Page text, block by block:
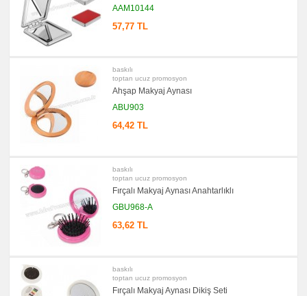
AAM10144
57,77 TL
baskılı
toptan ucuz promosyon
Ahşap Makyaj Aynası
ABU903
64,42 TL
baskılı
toptan ucuz promosyon
Fırçalı Makyaj Aynası Anahtarlıklı
GBU968-A
63,62 TL
baskılı
toptan ucuz promosyon
Fırçalı Makyaj Aynası Dikiş Seti